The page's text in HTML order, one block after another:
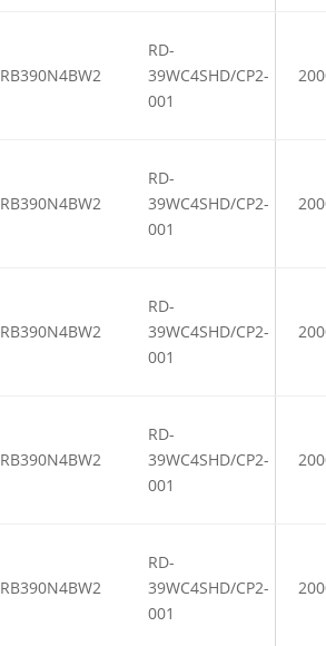
RB390N4BW2
RD-
39WC4SHD/CP2-
001
RB390N4BW2
RD-
39WC4SHD/CP2-
001
RB390N4BW2
RD-
39WC4SHD/CP2-
001
RB390N4BW2
RD-
39WC4SHD/CP2-
001
RB390N4BW2
RD-
39WC4SHD/CP2-
001